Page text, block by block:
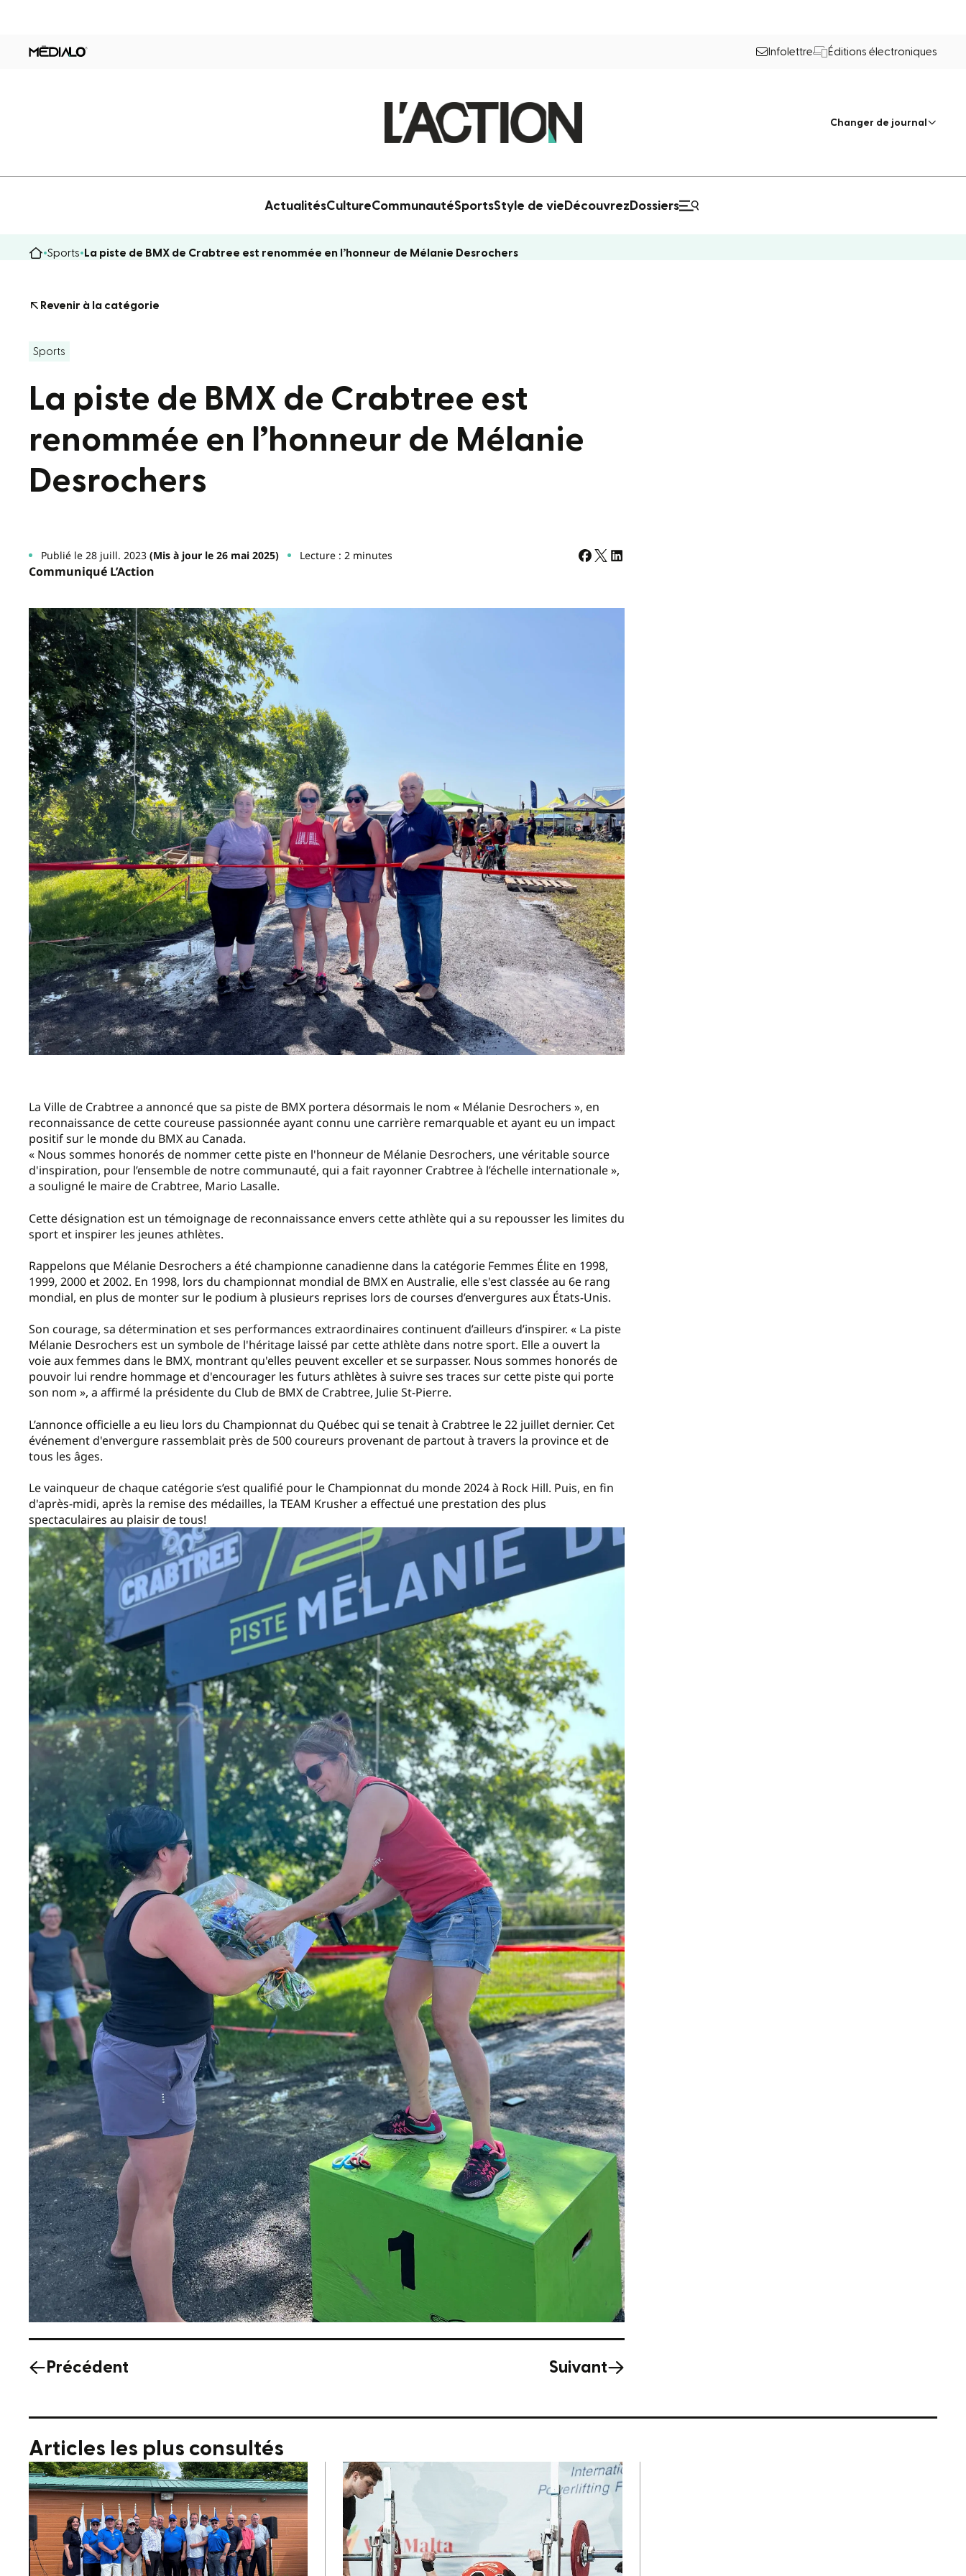
Infolettre Éditions électroniques
Changer de journal
ActualitésCultureCommunautéSportsStyle de vie Découvrez Dossiers
Sports La piste de BMX de Crabtree est renommée en l’honneur de Mélanie Desrochers
Revenir à la catégorie
Sports
La piste de BMX de Crabtree est
renommée en l’honneur de Mélanie
Desrochers
Publié le 28 juill. 2023(Mis à jour le 26 mai 2025) Lecture : 2 minutes
Communiqué L’Action
La Ville de Crabtree a annoncé que sa piste de BMX portera désormais le nom « Mélanie Desrochers », en
reconnaissance de cette coureuse passionnée ayant connu une carrière remarquable et ayant eu un impact
positif sur le monde du BMX au Canada.
« Nous sommes honorés de nommer cette piste en l'honneur de Mélanie Desrochers, une véritable source
d'inspiration, pour l’ensemble de notre communauté, qui a fait rayonner Crabtree à l’échelle internationale »,
a souligné le maire de Crabtree, Mario Lasalle.
Cette désignation est un témoignage de reconnaissance envers cette athlète qui a su repousser les limites du
sport et inspirer les jeunes athlètes.
Rappelons que Mélanie Desrochers a été championne canadienne dans la catégorie Femmes Élite en 1998,
1999, 2000 et 2002. En 1998, lors du championnat mondial de BMX en Australie, elle s'est classée au 6e rang
mondial, en plus de monter sur le podium à plusieurs reprises lors de courses d’envergures aux États-Unis.
Son courage, sa détermination et ses performances extraordinaires continuent d’ailleurs d’inspirer. « La piste
Mélanie Desrochers est un symbole de l'héritage laissé par cette athlète dans notre sport. Elle a ouvert la
voie aux femmes dans le BMX, montrant qu'elles peuvent exceller et se surpasser. Nous sommes honorés de
pouvoir lui rendre hommage et d'encourager les futurs athlètes à suivre ses traces sur cette piste qui porte
son nom », a affirmé la présidente du Club de BMX de Crabtree, Julie St-Pierre.
L’annonce officielle a eu lieu lors du Championnat du Québec qui se tenait à Crabtree le 22 juillet dernier. Cet
événement d'envergure rassemblait près de 500 coureurs provenant de partout à travers la province et de
tous les âges.
Le vainqueur de chaque catégorie s’est qualifié pour le Championnat du monde 2024 à Rock Hill. Puis, en fin
d'après-midi, après la remise des médailles, la TEAM Krusher a effectué une prestation des plus
spectaculaires au plaisir de tous!
Précédent Suivant
Articles les plus consultés